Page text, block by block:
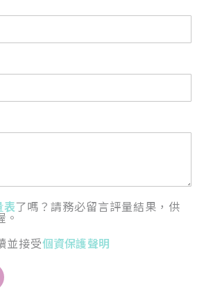
表了嗎？請務必留言評量結果，供
。
並接受個資保護聲明